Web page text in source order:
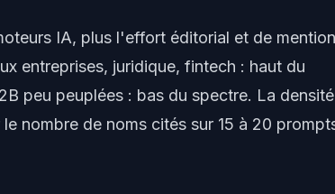
IA, plus l'effort éditorial et de
entreprises, juridique, fintech : haut du
peu peuplées : bas du spectre. La densité
nombre de noms cités sur 15 à 20